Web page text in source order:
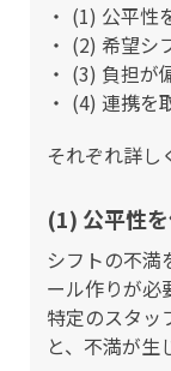
(1) 公平性
(2) 希望シ
(3) 負担が
(4) 連携を
それぞれ詳し
(1) 公平性
シフトの不満
ール作りが必
特定のスタッ
と、不満が生